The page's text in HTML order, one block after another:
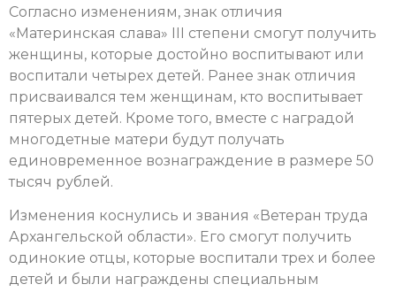
Согласно изменениям, знак отличия
«Материнская слава» III степени смогут получить
женщины, которые достойно воспитывают или
воспитали четырех детей. Ранее знак отличия
присваивался тем женщинам, кто воспитывает
пятерых детей. Кроме того, вместе с наградой
многодетные матери будут получать
единовременное вознаграждение в размере 50
тысяч рублей.
Изменения коснулись и звания «Ветеран труда
Архангельской области». Его смогут получить
одинокие отцы, которые воспитали трех и более
детей и были награждены специальным